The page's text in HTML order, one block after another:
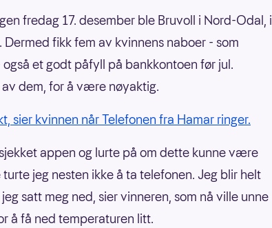
fredag 17. desember ble Bruvoll i Nord-Odal, i
fikk fem av kvinnens naboer - som
et godt påfyll på bankkontoen før jul.
dem, for å være nøyaktig.
sier kvinnen når Telefonen fra Hamar ringer.
appen og lurte på om dette kunne være
jeg nesten ikke å ta telefonen. Jeg blir helt
satt meg ned, sier vinneren, som nå ville unne
å få ned temperaturen litt.